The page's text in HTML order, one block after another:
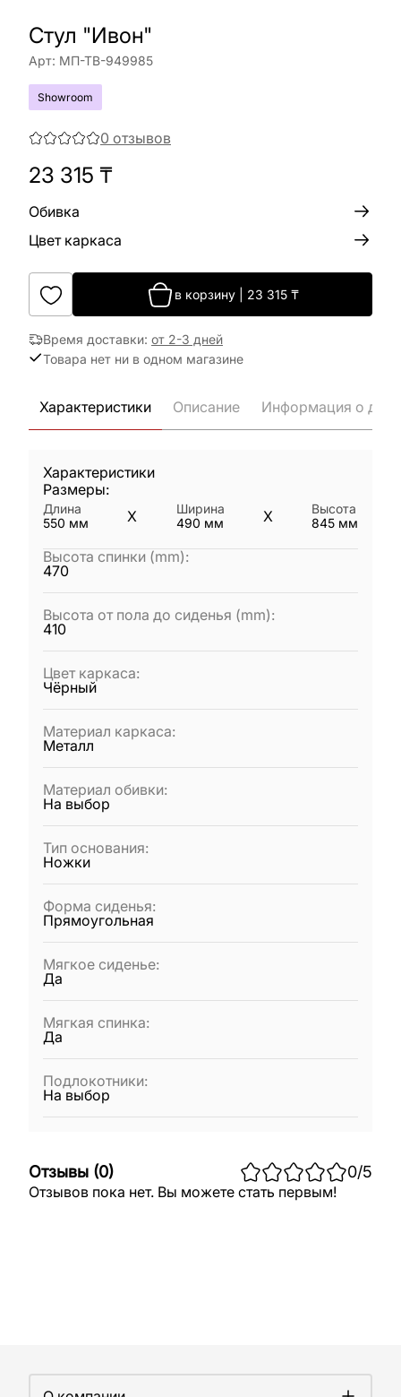
Стул "Ивон"
Арт: МП-ТВ-949985
Showroom
0 отзывов
23 315 ₸
Обивка
Цвет каркаса
в корзину 23 315 ₸
Время доставки: от 2-3 дней
Товара нет ни в одном магазине
Характеристики Описание Информация о
Характеристики
Размеры:
Длина
550 мм X
Ширина
490 мм X
Высота
845 мм
Высота спинки (mm):
470
Высота от пола до сиденья (mm):
410
Цвет каркаса:
Чёрный
Материал каркаса:
Металл
Материал обивки:
На выбор
Тип основания:
Ножки
Форма сиденья:
Прямоугольная
Мягкое сиденье:
Да
Мягкая спинка:
Да
Подлокотники:
На выбор
Отзывы (0) 0/5
Отзывов пока нет. Вы можете стать первым!